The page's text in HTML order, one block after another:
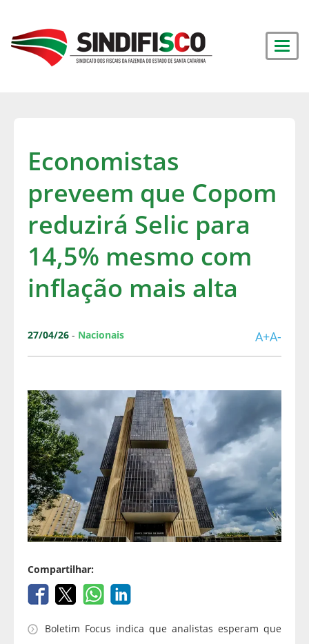
Economistas
preveem que Copom
reduzirá Selic para
14,5% mesmo com
inflação mais alta
27/04/26 - Nacionais A+A-
Compartilhar:
Boletim Focus indica que analistas esperam que